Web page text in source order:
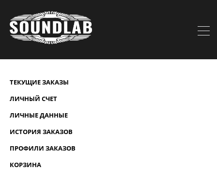
ТЕКУЩИЕ ЗАКАЗЫ
ЛИЧНЫЙ СЧЕТ
ЛИЧНЫЕ ДАННЫЕ
ИСТОРИЯ ЗАКАЗОВ
ПРОФИЛИ ЗАКАЗОВ
КОРЗИНА